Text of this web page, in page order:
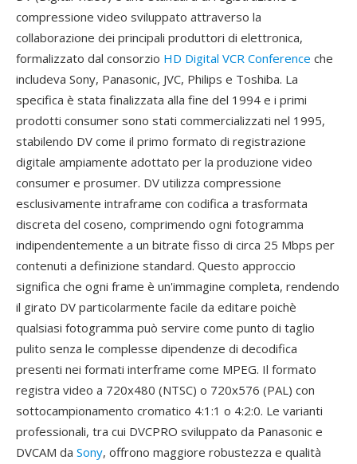
compressione video sviluppato attraverso la
collaborazione dei principali produttori di elettronica,
formalizzato dal consorzio HD Digital VCR Conference che
includeva Sony, Panasonic, JVC, Philips e Toshiba. La
specifica è stata finalizzata alla fine del 1994 e i primi
prodotti consumer sono stati commercializzati nel 1995,
stabilendo DV come il primo formato di registrazione
digitale ampiamente adottato per la produzione video
consumer e prosumer. DV utilizza compressione
esclusivamente intraframe con codifica a trasformata
discreta del coseno, comprimendo ogni fotogramma
indipendentemente a un bitrate fisso di circa 25 Mbps per
contenuti a definizione standard. Questo approccio
significa che ogni frame è un'immagine completa, rendendo
il girato DV particolarmente facile da editare poichè
qualsiasi fotogramma può servire come punto di taglio
pulito senza le complesse dipendenze di decodifica
presenti nei formati interframe come MPEG. Il formato
registra video a 720x480 (NTSC) o 720x576 (PAL) con
sottocampionamento cromatico 4:1:1 o 4:2:0. Le varianti
professionali, tra cui DVCPRO sviluppato da Panasonic e
DVCAM da Sony, offrono maggiore robustezza e qualità